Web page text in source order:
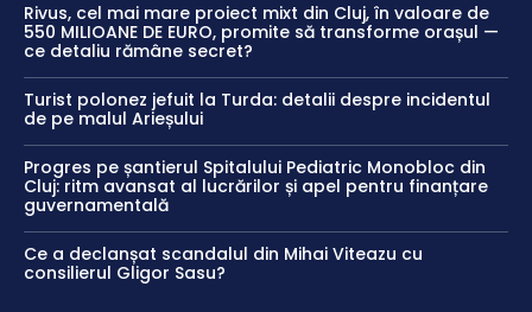
Rivus, cel mai mare proiect mixt din Cluj, în valoare de
550 MILIOANE DE EURO, promite să transforme orașul —
ce detaliu rămâne secret?
Turist polonez jefuit la Turda: detalii despre incidentul
de pe malul Arieșului
Progres pe șantierul Spitalului Pediatric Monobloc din
Cluj: ritm avansat al lucrărilor și apel pentru finanțare
guvernamentală
Ce a declanșat scandalul din Mihai Viteazu cu
consilierul Gligor Sasu?